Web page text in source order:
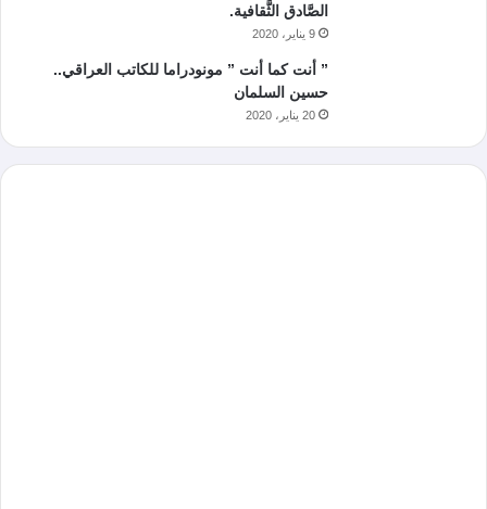
الصَّادق الثَّقافية.
9 يناير، 2020
” أنت كما أنت ” مونودراما للكاتب العراقي..
حسين السلمان
20 يناير، 2020